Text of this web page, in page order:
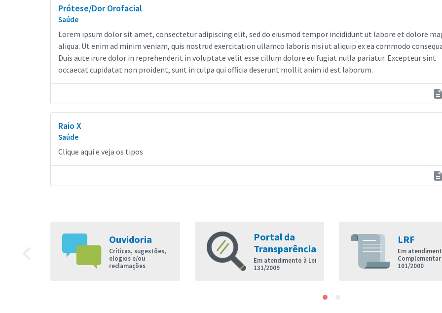
Prótese/Dor Orofacial
Saúde
Lorem ipsum dolor sit amet, consectetur adipiscing elit, sed do eiusmod tempor incididunt ut labore et dolore
aliqua. Ut enim ad minim veniam, quis nostrud exercitation ullamco laboris nisi ut aliquip ex ea commodo
Duis aute irure dolor in reprehenderit in voluptate velit esse cillum dolore eu fugiat nulla pariatur. Excepteur sint
occaecat cupidatat non proident, sunt in culpa qui officia deserunt mollit anim id est laborum.
description
Raio X
Saúde
Clique aqui e veja os tipos
description
Ouvidoria
Críticas, sugestões,
elogios e/ou
reclamações
Portal da
Transparência
Em atendimento à Lei
131/2009
LRF
Em
Complementar
101/2000